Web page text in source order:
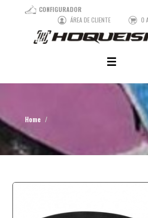
CONFIGURADOR
ÁREA DE CLIENTE
0
Home